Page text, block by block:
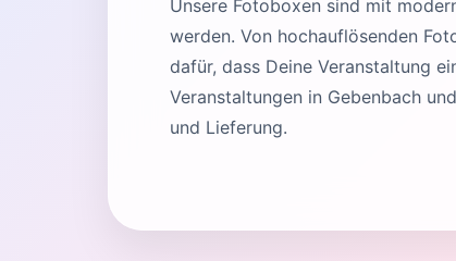
Unsere Fotoboxen sind mit
werden. Von hochauflösenden
dafür, dass Deine Veranstaltung
Veranstaltungen in Gebenbach
und Lieferung.